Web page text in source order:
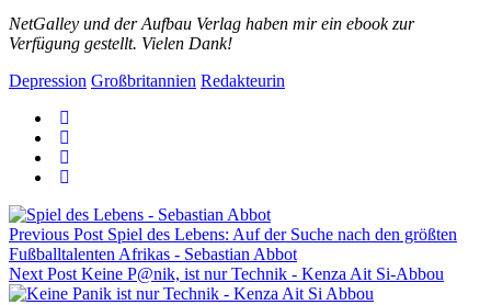
NetGalley und der Aufbau Verlag haben mir ein ebook zur
Verfügung gestellt. Vielen Dank!
Depression Großbritannien Redakteurin
Previous Post Spiel des Lebens: Auf der Suche nach den größten
Fußballtalenten Afrikas - Sebastian Abbot
Next Post Keine P@nik, ist nur Technik - Kenza Ait Si-Abbou